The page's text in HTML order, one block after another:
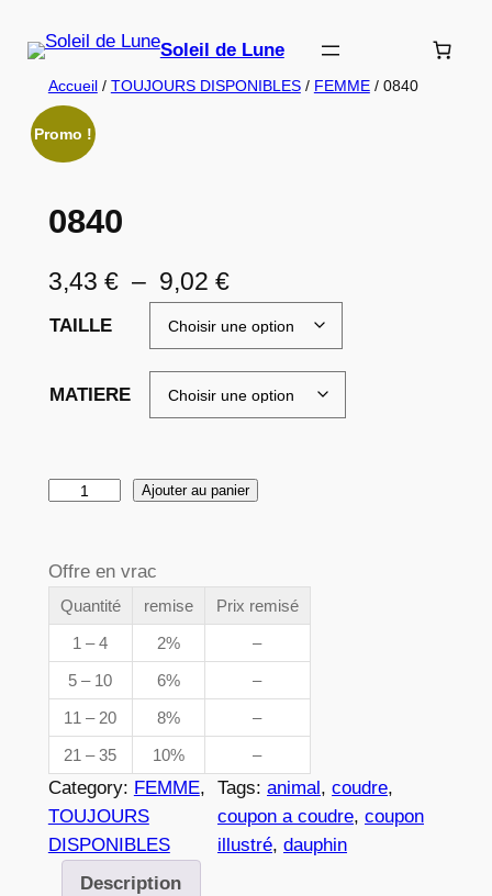
contenu
Soleil de Lune
Accueil/ TOUJOURS DISPONIBLES/ FEMME/ 0840
Promo !
0840
3,43 € – 9,02 €P
l
a
g
d
e
r
i
x
:
3
,
4
TAILLE
MATIERE
n
t
0
8
4
Ajouter au panier
Offre en vrac
Quantité remise
Prix remisé
1 – 4
2%
–
5 – 10
6%
–
11 – 20
8%
–
21 – 35
10% –
Category: FEMME
TOUJOURS
DISPONIBLES
Tags:animal, coudre
coupon a coudre, coupon
illustré, dauphin
Description